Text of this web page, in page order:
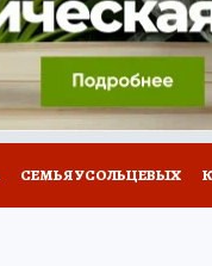
СЕМЬЯ УСОЛЬЦЕВЫХ